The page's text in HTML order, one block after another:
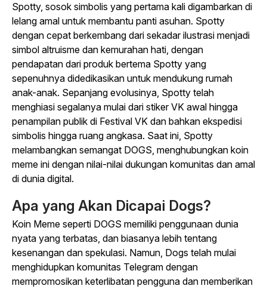
Spotty, sosok simbolis yang pertama kali digambarkan di
lelang amal untuk membantu panti asuhan. Spotty
dengan cepat berkembang dari sekadar ilustrasi menjadi
simbol altruisme dan kemurahan hati, dengan
pendapatan dari produk bertema Spotty yang
sepenuhnya didedikasikan untuk mendukung rumah
anak-anak. Sepanjang evolusinya, Spotty telah
menghiasi segalanya mulai dari stiker VK awal hingga
penampilan publik di Festival VK dan bahkan ekspedisi
simbolis hingga ruang angkasa. Saat ini, Spotty
melambangkan semangat DOGS, menghubungkan koin
meme ini dengan nilai-nilai dukungan komunitas dan amal
di dunia digital.
Apa yang Akan Dicapai Dogs?
Koin Meme seperti DOGS memiliki penggunaan dunia
nyata yang terbatas, dan biasanya lebih tentang
kesenangan dan spekulasi. Namun, Dogs telah mulai
menghidupkan komunitas Telegram dengan
mempromosikan keterlibatan pengguna dan memberikan